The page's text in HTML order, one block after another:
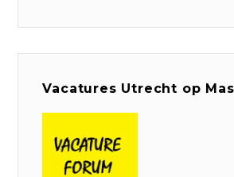
Vacatures Utrecht op